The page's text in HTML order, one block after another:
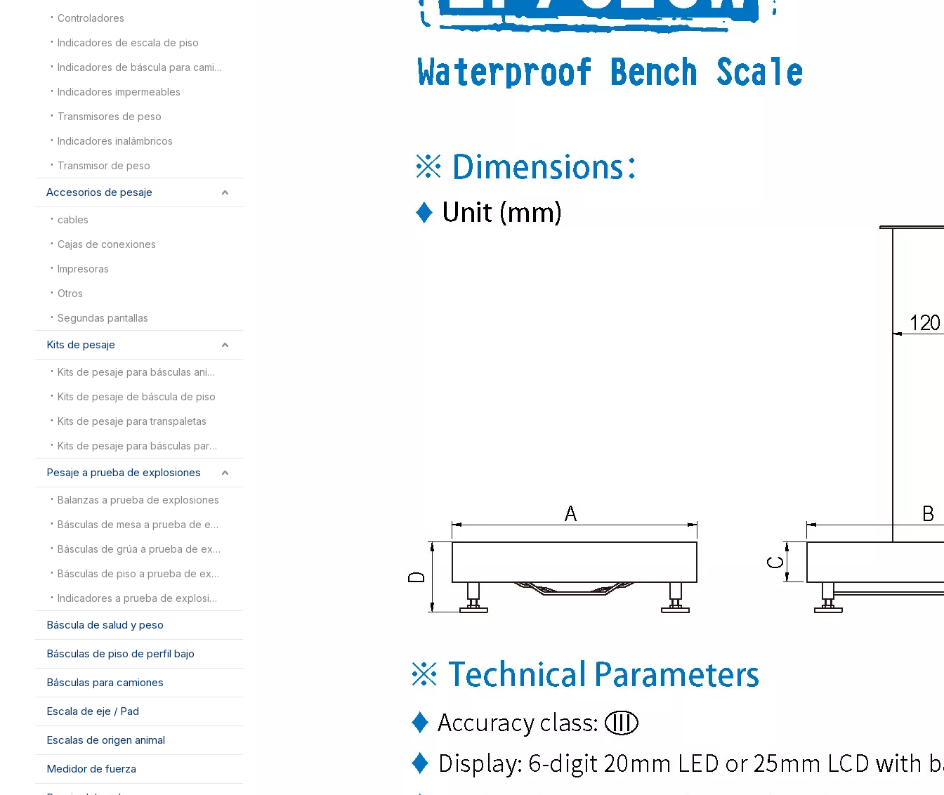
Controladores
Indicadores de escala de piso
Indicadores de báscula para camiones
Indicadores impermeables
Transmisores de peso
Indicadores inalámbricos
Transmisor de peso
Accesorios de pesaje
cables
Cajas de conexiones
Impresoras
Otros
Segundas pantallas
Kits de pesaje
Kits de pesaje para básculas animales
Kits de pesaje de báscula de piso
Kits de pesaje para transpaletas
Kits de pesaje para básculas para camiones
Pesaje a prueba de explosiones
Balanzas a prueba de explosiones
Básculas de mesa a prueba de explosiones
Básculas de grúa a prueba de explosiones
Básculas de piso a prueba de explosiones
Indicadores a prueba de explosiones
Báscula de salud y peso
Básculas de piso de perfil bajo
Básculas para camiones
Escala de eje / Pad
Escalas de origen animal
Medidor de fuerza